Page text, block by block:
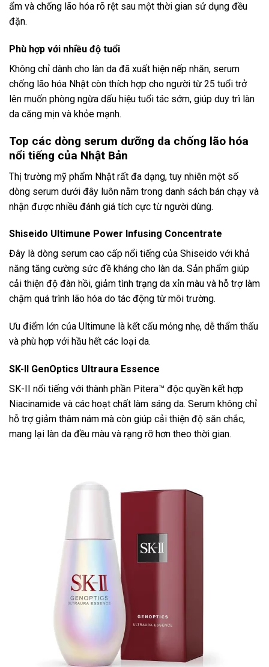
ẩm và chống lão hóa rõ rệt sau một thời gian sử dụng đều
đặn.
Phù hợp với nhiều độ tuổi
Không chỉ dành cho làn da đã xuất hiện nếp nhăn, serum
chống lão hóa Nhật còn thích hợp cho người từ 25 tuổi trở
lên muốn phòng ngừa dấu hiệu tuổi tác sớm, giúp duy trì làn
da căng mịn và khỏe mạnh.
Top các dòng serum dưỡng da chống lão hóa
nổi tiếng của Nhật Bản
Thị trường mỹ phẩm Nhật rất đa dạng, tuy nhiên một số
dòng serum dưới đây luôn nằm trong danh sách bán chạy và
nhận được nhiều đánh giá tích cực từ người dùng.
Shiseido Ultimune Power Infusing Concentrate
Đây là dòng serum cao cấp nổi tiếng của Shiseido với khả
năng tăng cường sức đề kháng cho làn da. Sản phẩm giúp
cải thiện độ đàn hồi, giảm tình trạng da xỉn màu và hỗ trợ làm
chậm quá trình lão hóa do tác động từ môi trường.
Ưu điểm lớn của Ultimune là kết cấu mỏng nhẹ, dễ thẩm thấu
và phù hợp với hầu hết các loại da.
SK-II GenOptics Ultraura Essence
SK-II nổi tiếng với thành phần Pitera™ độc quyền kết hợp
Niacinamide và các hoạt chất làm sáng da. Serum không chỉ
hỗ trợ giảm thâm nám mà còn giúp cải thiện độ săn chắc,
mang lại làn da đều màu và rạng rỡ hơn theo thời gian.